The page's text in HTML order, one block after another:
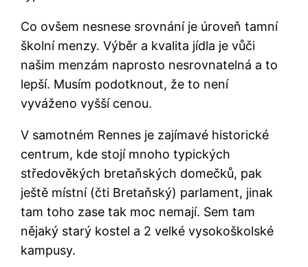
Co ovšem nesnese srovnání je úroveň tamní
školní menzy. Výběr a kvalita jídla je vůči
našim menzám naprosto nesrovnatelná a to
lepší. Musím podotknout, že to není
vyváženo vyšší cenou.
V samotném Rennes je zajímavé historické
centrum, kde stojí mnoho typických
středověkých bretaňských domečků, pak
ještě místní (čti Bretaňský) parlament, jinak
tam toho zase tak moc nemají. Sem tam
nějaký starý kostel a 2 velké vysokoškolské
kampusy.